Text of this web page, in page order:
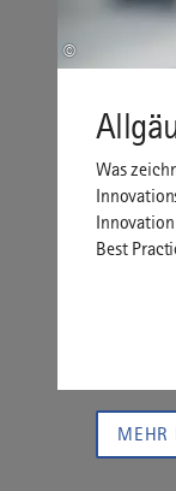
©
Was
Best
MEHR